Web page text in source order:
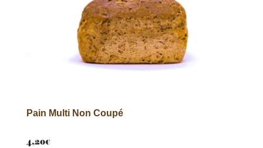
Pain Multi Non Coupé
4,20€